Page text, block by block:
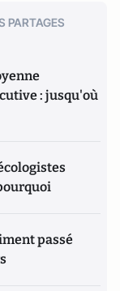
PARTAGES
: jusqu'où
passé